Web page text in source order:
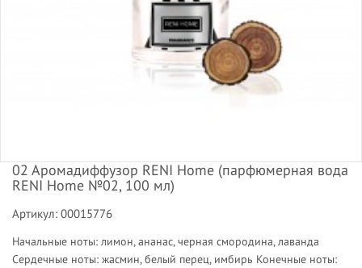
02 Аромадиффузор RENI Home (парфюмерная вода
RENI Home №02, 100 мл)
Артикул: 00015776
Начальные ноты: лимон, ананас, черная смородина, лаванда
Сердечные ноты: жасмин, белый перец, имбирь Конечные ноты: